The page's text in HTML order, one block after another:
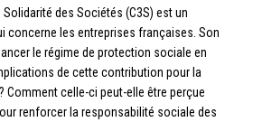
des Sociétés (C3S) est un
concerne les entreprises françaises. Son
le régime de protection sociale en
de cette contribution pour la
Comment celle-ci peut-elle être perçue
renforcer la responsabilité sociale des